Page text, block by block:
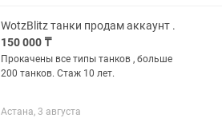
✅Все игры и...
WotzBlitz танки продам аккаунт .
150 000 ₸
Прокачены все типы танков , больше
200 танков. Стаж 10 лет.
Астана, 3 августа